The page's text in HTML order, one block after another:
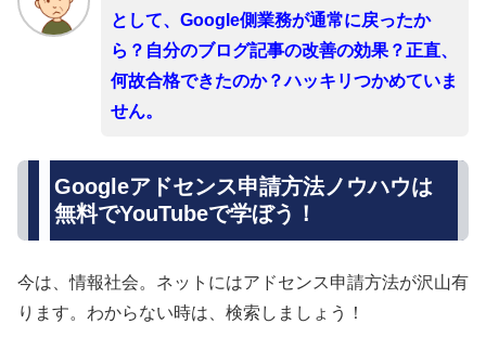
として、Google側業務が通常に戻ったか
ら？自分のブログ記事の改善の効果？正直、
何故合格できたのか？ハッキリつかめていま
せん。
Googleアドセンス申請方法ノウハウは
無料でYouTubeで学ぼう！
今は、情報社会。ネットにはアドセンス申請方法が沢山有
ります。わからない時は、検索しましょう！